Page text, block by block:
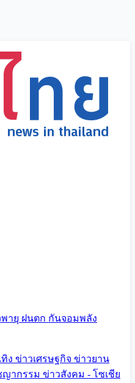
ายุ ฝนตก กันจอมพลัง
ง ข่าวเศรษฐกิจ ข่าวยาน
ญากรรม ข่าวสังคม - โซเชีย